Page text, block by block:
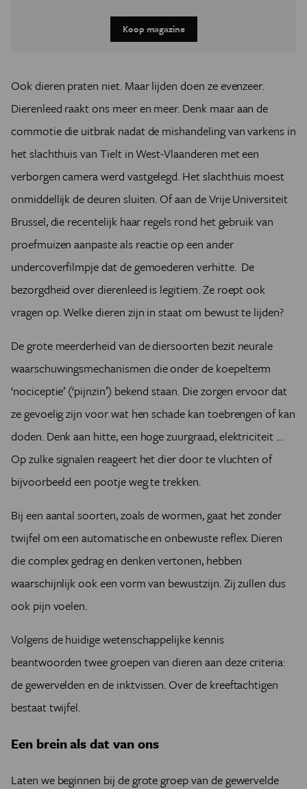
Koop magazine
Ook dieren praten niet. Maar lijden doen ze evenzeer.
Dierenleed raakt ons meer en meer. Denk maar aan de
commotie die uitbrak nadat de mishandeling van varkens in
het slachthuis van Tielt in West-Vlaanderen met een
verborgen camera werd vastgelegd. Het slachthuis moest
onmiddellijk de deuren sluiten. Of aan de Vrije Universiteit
Brussel, die recentelijk haar regels rond het gebruik van
proefmuizen aanpaste als reactie op een ander
undercoverfilmpje dat de gemoederen verhitte. De
bezorgdheid over dierenleed is legitiem. Ze roept ook
vragen op. Welke dieren zijn in staat om bewust te lijden?
De grote meerderheid van de diersoorten bezit neurale
waarschuwings­mechanismen die onder de koepelterm
‘nociceptie’ (‘pijnzin’) bekend staan. Die zorgen ervoor dat
ze gevoelig zijn voor wat hen schade kan toebrengen of kan
doden. Denk aan hitte, een hoge zuurgraad, elektriciteit …
Op zulke signalen reageert het dier door te vluchten of
bijvoorbeeld een pootje weg te trekken.
Bij een aantal soorten, zoals de wormen, gaat het zonder
twijfel om een automatische en onbewuste reflex. Dieren
die complex gedrag en denken vertonen, hebben
waarschijnlijk ook een vorm van bewustzijn. Zij zullen dus
ook pijn voelen.
Volgens de huidige wetenschappelijke kennis
beantwoorden twee groepen van dieren aan deze criteria:
de gewervelden en de inktvissen. Over de kreeftachtigen
bestaat twijfel.
Een brein als dat van ons
Laten we beginnen bij de grote groep van de gewervelde